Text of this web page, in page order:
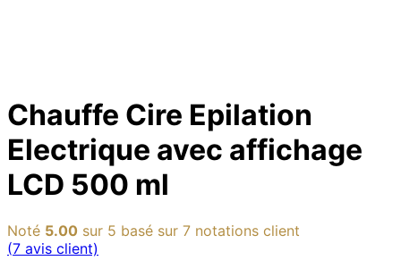
Chauffe Cire Epilation
Electrique avec affichage
LCD 500 ml
Noté 5.00 sur 5 basé sur 7 notations client
(7 avis client)